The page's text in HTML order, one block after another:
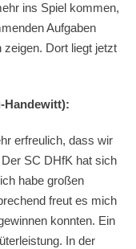
ins Spiel kommen,
Aufgaben
Dort liegt jetzt
Handewitt):
erfreulich, dass wir
SC DHfK hat sich
habe großen
freut es mich
konnten. Ein
In der